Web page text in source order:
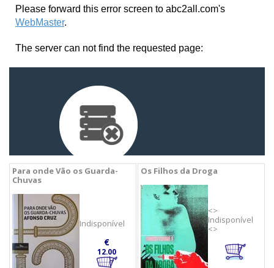
Para onde Vão os Guarda-
Chuvas
Indisponível
€
12.00
Os Filhos da Droga
<>
Indisponível
<>